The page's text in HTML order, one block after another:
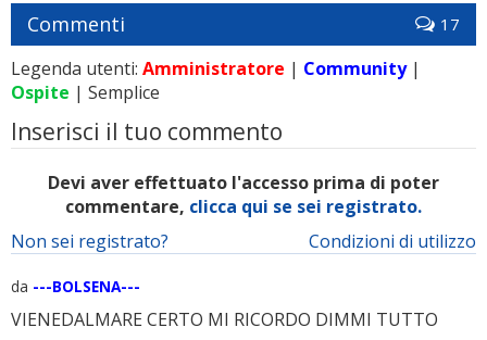
Commenti 17
Legenda utenti: Amministratore | Community|
Ospite | Semplice
Inserisci il tuo commento
Devi aver effettuato l'accesso prima di poter
commentare, clicca qui se sei registrato.
Condizioni di utilizzo
Non sei registrato?
da ---BOLSENA---
VIENEDALMARE CERTO MI RICORDO DIMMI TUTTO